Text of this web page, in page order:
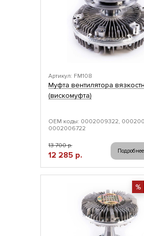
Артикул: FM108
Муфта вентилятора
(вискомуфта)
ОЕМ коды: 0002009322,
0002006722
13 700 р.
12 285 р. Подробнее